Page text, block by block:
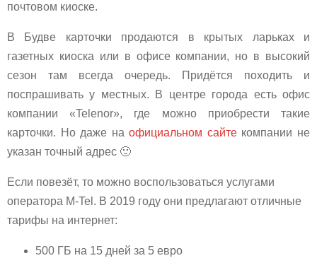
почтовом киоске.
В Будве карточки продаются в крытых ларьках и
газетных киоска или в офисе компании, но в высокий
сезон там всегда очередь. Придётся походить и
поспрашивать у местных. В центре города есть офис
компании «Telenor», где можно приобрести такие
карточки. Но даже наофициальном сайтекомпании не
указан точный адрес 🙂
Если повезёт, то можно воспользоваться услугами
оператора M-Tel. В 2019 году они предлагают отличные
тарифы на интернет:
500 ГБ на 15 дней за 5 евро